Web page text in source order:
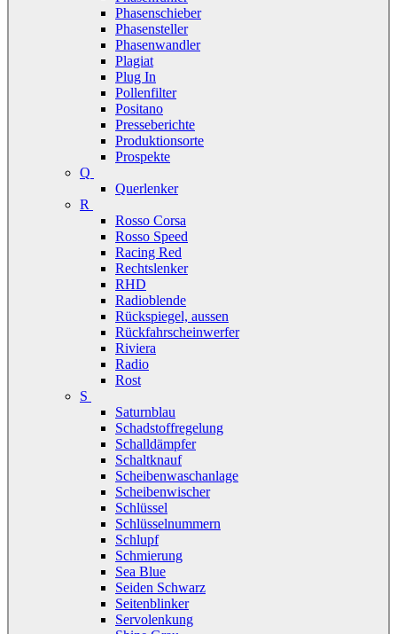
Phasenschieber
Phasensteller
Phasenwandler
Plagiat
Plug In
Pollenfilter
Positano
Presseberichte
Produktionsorte
Prospekte
Q
Querlenker
R
Rosso Corsa
Rosso Speed
Racing Red
Rechtslenker
RHD
Radioblende
Rückspiegel, aussen
Rückfahrscheinwerfer
Riviera
Radio
Rost
S
Saturnblau
Schadstoffregelung
Schalldämpfer
Schaltknauf
Scheibenwaschanlage
Scheibenwischer
Schlüssel
Schlüsselnummern
Schlupf
Schmierung
Sea Blue
Seiden Schwarz
Seitenblinker
Servolenkung